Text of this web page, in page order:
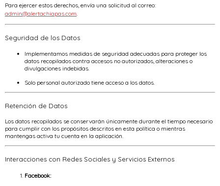
Para ejercer estos derechos, envía una solicitud al correo:
admin@alertachiapas.com
Seguridad de los Datos
Implementamos medidas de seguridad adecuadas para proteger los
datos recopilados contra accesos no autorizados, alteraciones o
divulgaciones indebidas.
Solo personal autorizado tiene acceso a los datos.
Retención de Datos
Los datos recopilados se conservarán únicamente durante el tiempo necesario
para cumplir con los propósitos descritos en esta política o mientras
mantengas activa tu cuenta en la aplicación.
Interacciones con Redes Sociales y Servicios Externos
Facebook: